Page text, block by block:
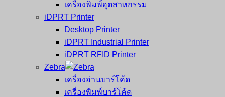
เครื่องพิมพ์อุตสาหกรรม
iDPRT Printer
Desktop Printer
iDPRT Industrial Printer
iDPRT RFID Printer
Zebra
เครื่องอ่านบาร์โค้ด
เครื่องพิมพ์บาร์โค้ด